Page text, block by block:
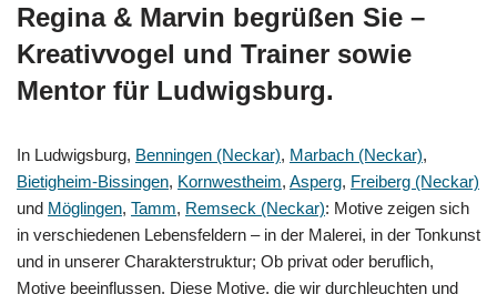
Regina & Marvin begrüßen Sie –
Kreativvogel und Trainer sowie
Mentor für Ludwigsburg.
In Ludwigsburg, Benningen (Neckar), Marbach (Neckar),
Bietigheim-Bissingen, Kornwestheim, Asperg, Freiberg (Neckar)
und Möglingen, Tamm, Remseck (Neckar): Motive zeigen sich
in verschiedenen Lebensfeldern – in der Malerei, in der Tonkunst
und in unserer Charakterstruktur; Ob privat oder beruflich,
Motive beeinflussen. Diese Motive, die wir durchleuchten und